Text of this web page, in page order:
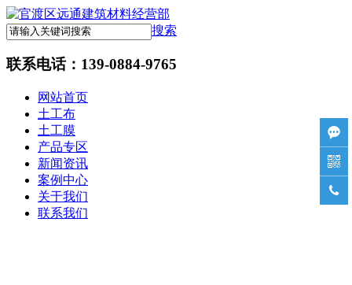
搜索
联系电话： 139-0884-9765
网站首页
土工布
土工膜
产品专区
新闻资讯
案例中心
关于我们
联系我们


